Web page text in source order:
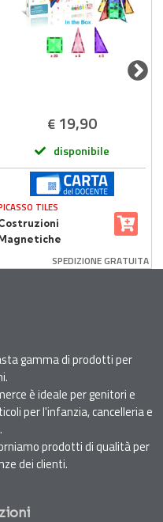
€ 19,90
disponibile
TILES
30 Piastrelle
SPEDIZIONE GRATUITA
gamma di prodotti per
è ideale per genitori e
per l'infanzia, cancelleria e
prodotti di qualità per
dei clienti.